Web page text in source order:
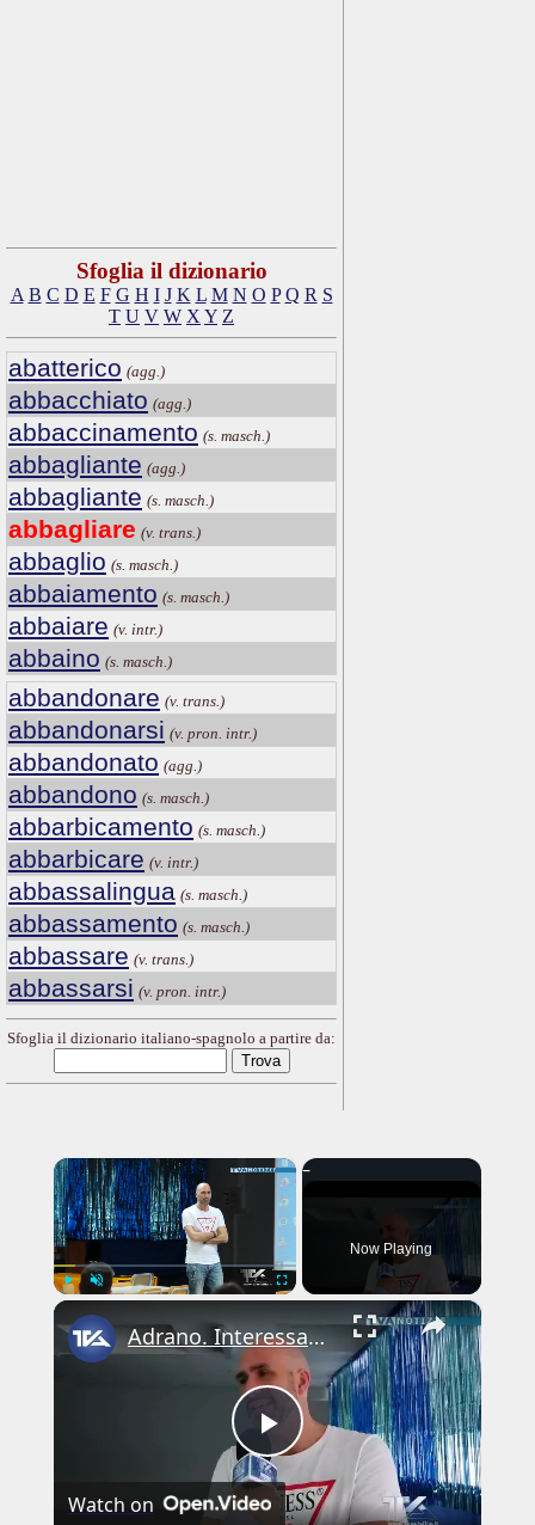
Sfoglia il dizionario
A B C D E F G H I J K L M N O P Q R S
T U V W X Y Z
abatterico (agg.)
abbacchiato (agg.)
abbaccinamento (s. masch.)
abbagliante (agg.)
abbagliante (s. masch.)
abbagliare (v. trans.)
abbaglio (s. masch.)
abbaiamento (s. masch.)
abbaiare (v. intr.)
abbaino (s. masch.)
abbandonare (v. trans.)
abbandonarsi (v. pron. intr.)
abbandonato (agg.)
abbandono (s. masch.)
abbarbicamento (s. masch.)
abbarbicare (v. intr.)
abbassalingua (s. masch.)
abbassamento (s. masch.)
abbassare (v. trans.)
abbassarsi (v. pron. intr.)
Sfoglia il dizionario italiano-spagnolo a partire da:
×
Now Playing
×
Play
Adrano. Interessante incontro al liceo “Verga” con il prof. Fabio Gamberini. Studenti del Linguistic
Watch on